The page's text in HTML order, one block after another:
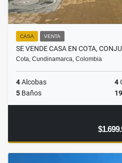
CASA VENTA
SE VENDE CASA EN COTA,
Cota, Cundinamarca, Colombia
4Alcobas 4
5 Baños